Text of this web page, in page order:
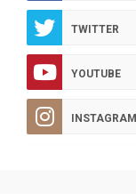
TWITTER
YOUTUBE
INSTAGRAM